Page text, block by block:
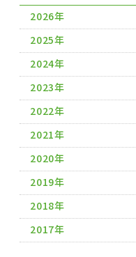
2026年
2025年
2024年
2023年
2022年
2021年
2020年
2019年
2018年
2017年